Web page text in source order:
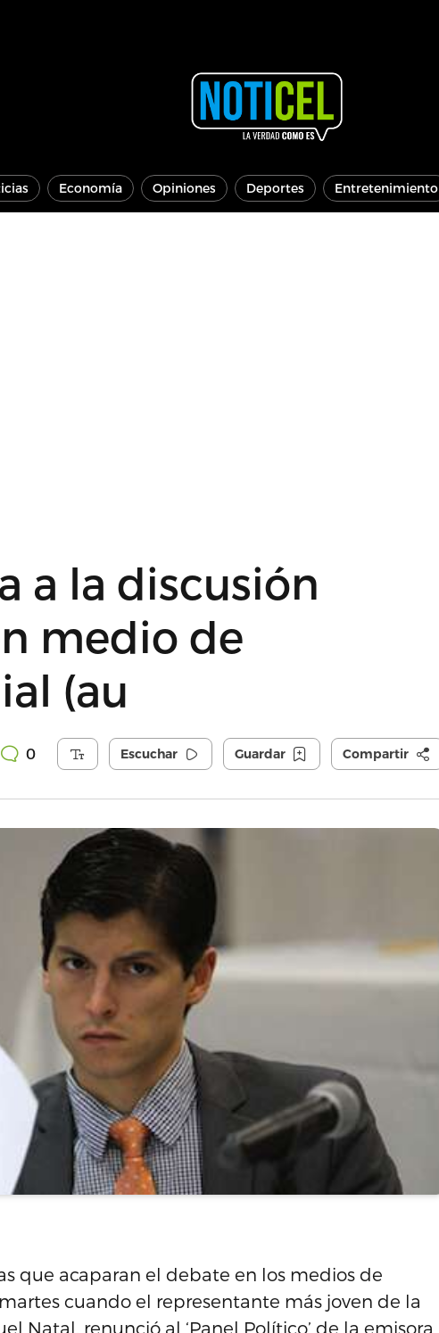
Economía Opiniones Deportes Entretenimiento
a la discusión
medio de
(au
0 Escuchar Guardar Compartir
que acaparan el debate en los medios de
cuando el representante más joven de la
Natal, renunció al ‘Panel Político’ de la emisora